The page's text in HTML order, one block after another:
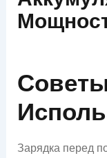
Зарядка перед